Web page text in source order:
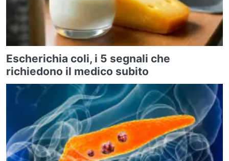
Escherichia coli, i 5 segnali che
richiedono il medico subito